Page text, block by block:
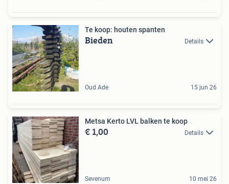
Te koop: houten spanten
Bieden Details
Oud Ade 15 jun 26
Metsa Kerto LVL balken te koop
€ 1,00 Details
Sevenum 10 mei 26